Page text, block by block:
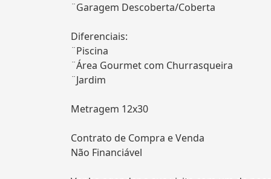
¨Garagem Descoberta/Coberta
Diferenciais:
¨Piscina
¨Área Gourmet com Churrasqueira
¨Jardim
Metragem 12x30
Contrato de Compra e Venda
Não Financiável